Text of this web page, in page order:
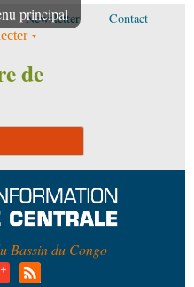
principal
Newsletter Contact
de
Bassin du Congo